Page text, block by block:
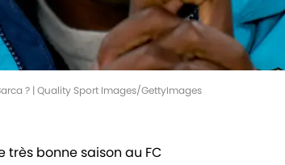
? | Quality Sport Images/GettyImages
très bonne saison au FC